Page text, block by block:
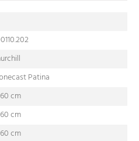
Patina
cm
cm
cm